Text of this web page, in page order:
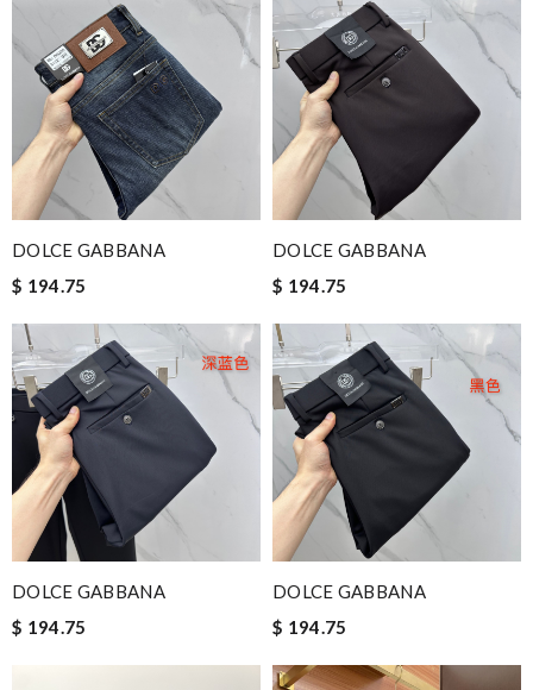
DOLCE GABBANA
$ 194.75
DOLCE GABBANA
$ 194.75
DOLCE GABBANA
$ 194.75
DOLCE GABBANA
$ 194.75